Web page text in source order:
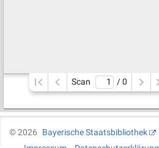
Scan / 0
©2026
Bayerische Staatsbibliothek